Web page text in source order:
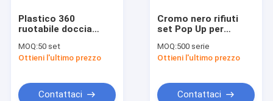
Plastico 360
ruotabile doccia
orizzontale SS
copertura in
scarico pavimento
MOQ:50 set
Ottieni l'ultimo prezzo
Contattaci
Cromo nero rifiuti
set Pop Up per
miscelatori bidet
bianco
MOQ:500 serie
Ottieni l'ultimo prezzo
Contattaci